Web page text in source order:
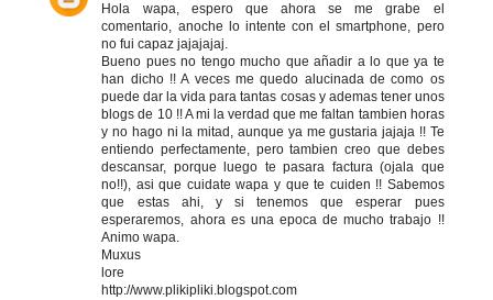
Hola wapa, espero que ahora se me grabe el
comentario, anoche lo intente con el smartphone, pero
no fui capaz jajajajaj.
Bueno pues no tengo mucho que añadir a lo que ya te
han dicho !! A veces me quedo alucinada de como os
puede dar la vida para tantas cosas y ademas tener unos
blogs de 10 !! A mi la verdad que me faltan tambien horas
y no hago ni la mitad, aunque ya me gustaria jajaja !! Te
entiendo perfectamente, pero tambien creo que debes
descansar, porque luego te pasara factura (ojala que
no!!), asi que cuidate wapa y que te cuiden !! Sabemos
que estas ahi, y si tenemos que esperar pues
esperaremos, ahora es una epoca de mucho trabajo !!
Animo wapa.
Muxus
lore
http://www.plikipliki.blogspot.com